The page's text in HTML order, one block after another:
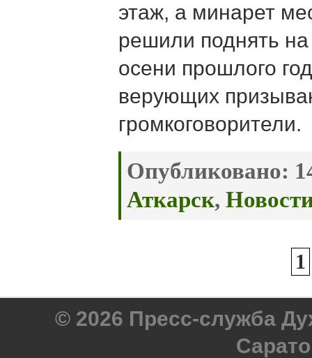
этаж, а минарет
решили поднять
осени прошлого
верующих
громкоговорители.
Опубликовано:
Аткарск,
1
© 2026 Пресс-служба